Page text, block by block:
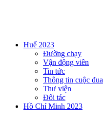
Huế 2023
Đường chạy
Vận động viên
Tin tức
Thông tin cuộc đua
Thư viện
Đối tác
Hồ Chí Minh 2023